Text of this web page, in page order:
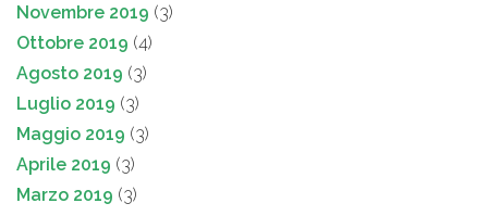
Novembre 2019 (3)
Ottobre 2019 (4)
Agosto 2019 (3)
Luglio 2019 (3)
Maggio 2019 (3)
Aprile 2019 (3)
Marzo 2019 (3)